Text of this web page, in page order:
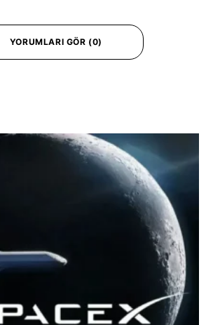
YORUMLARI GÖR (0)